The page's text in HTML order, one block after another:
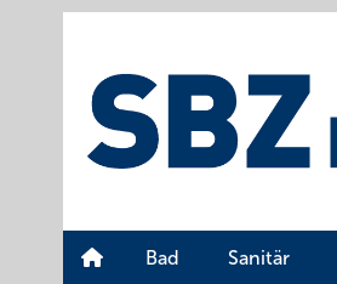
Bad Sanitär